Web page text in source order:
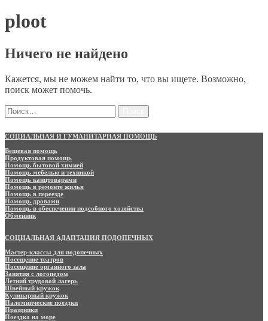
ploot
Ничего не найдено
Кажется, мы не можем найти то, что вы ищете. Возможно,
поиск может помочь.
Найти:
СОЦИАЛЬНАЯ И ГУМАНИТАРНАЯ ПОМОЩЬ
Вещевая помощь
Продуктовая помощь
Помощь бытовой химией
Помощь мебелью и техникой
Помощь канцтоварами
Помощь в ремонте жилья
Помощь в переезде
Помощь дровами
Помощь в обеспечении подсобного хозяйства
Обменник
СОЦИАЛЬНАЯ АДАПТАЦИЯ ПОДОПЕЧНЫХ
Мастер-классы для подопечных
Посещение театров
Посещение органного зала
Занятия с логопедом
Летний трудовой лагерь
Швейный кружок
Кулинарный кружок
Паломнические поездки
Праздники
Поездка на море